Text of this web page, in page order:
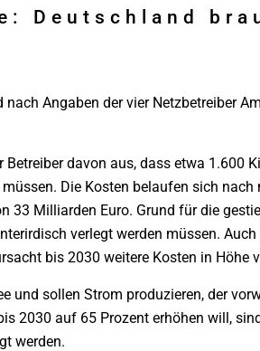
Deutschland
Angaben der vier Netzbetreiber
davon aus, dass etwa 1.600
Die Kosten belaufen sich
33 Milliarden Euro. Grund für die
verlegt werden müssen.
bis 2030 weitere Kosten in Höhe
und sollen Strom produzieren, der
2030 auf 65 Prozent erhöhen will,
werden.